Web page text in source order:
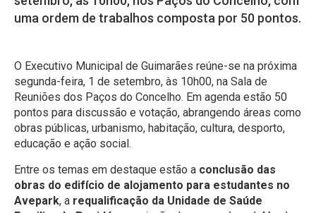
uma ordem de trabalhos composta por 50 pontos.
O Executivo Municipal de Guimarães reúne-se na próxima
segunda-feira, 1 de setembro, às 10h00, na Sala de
Reuniões dos Paços do Concelho. Em agenda estão 50
pontos para discussão e votação, abrangendo áreas como
obras públicas, urbanismo, habitação, cultura, desporto,
educação e ação social.
Entre os temas em destaque estão a conclusão das
obras do edifício de alojamento para estudantes no
Avepark, a requalificação da Unidade de Saúde